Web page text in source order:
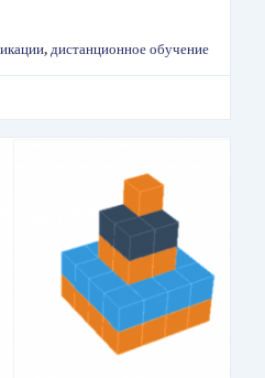
, дистанционное обучение